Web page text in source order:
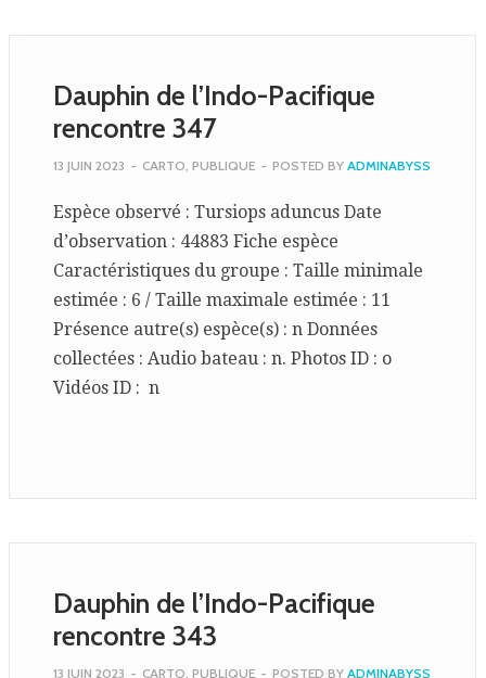
Dauphin de l’Indo-Pacifique
rencontre 347
13 JUIN 2023 - CARTO, PUBLIQUE - POSTED BY ADMINABYSS
Espèce observé : Tursiops aduncus Date
d’observation : 44883 Fiche espèce
Caractéristiques du groupe : Taille minimale
estimée : 6 / Taille maximale estimée : 11
Présence autre(s) espèce(s) : n Données
collectées : Audio bateau : n. Photos ID : o
Vidéos ID : n
Dauphin de l’Indo-Pacifique
rencontre 343
13 JUIN 2023 - CARTO, PUBLIQUE - POSTED BY ADMINABYSS